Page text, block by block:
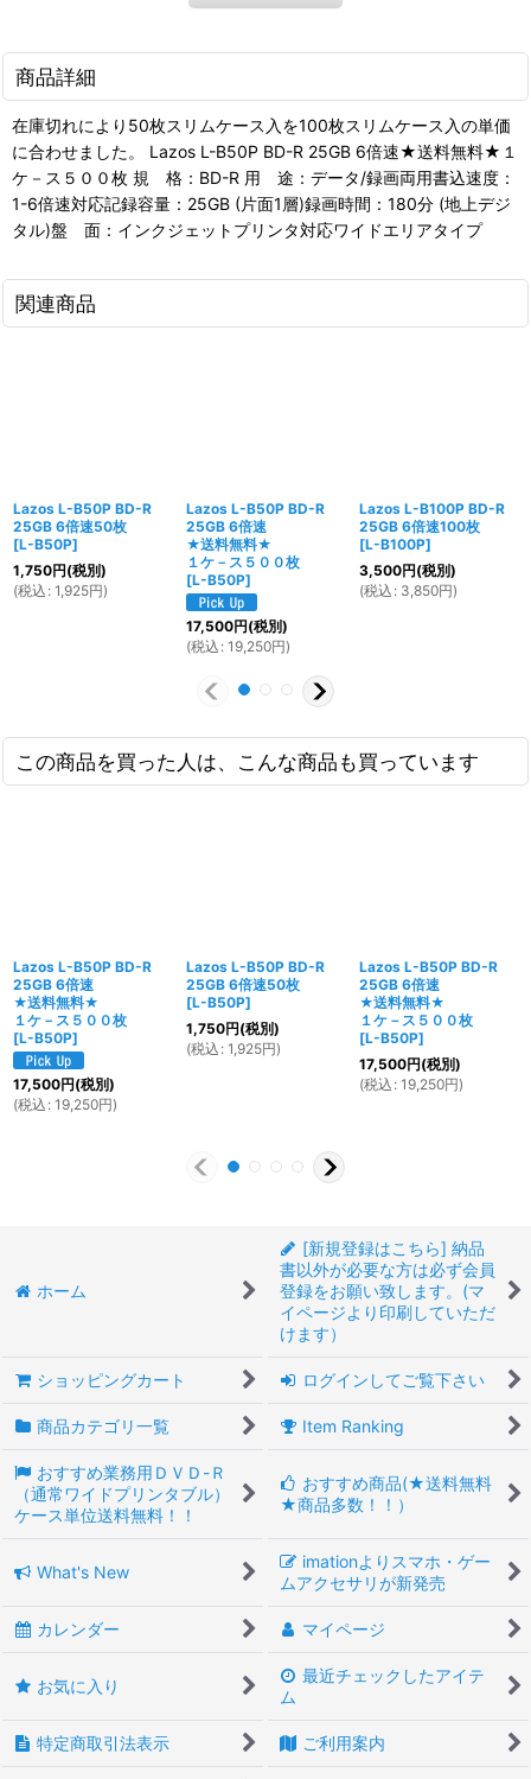
商品詳細
在庫切れにより50枚スリムケース入を100枚スリムケース入の単価
に合わせました。 Lazos L-B50P BD-R 25GB 6倍速★送料無料★１
ケ－ス５００枚 規 格：BD-R 用 途：データ/録画両用書込速度：
1-6倍速対応記録容量：25GB (片面1層)録画時間：180分 (地上デジ
タル)盤 面：インクジェットプリンタ対応ワイドエリアタイプ
関連商品
Lazos L-B50P BD-R
25GB 6倍速50枚
[L-B50P]
1,750円(税別)
(税込 : 1,925円)
Lazos L-B50P BD-R
25GB 6倍速
★送料無料★
１ケ－ス５００枚
[L-B50P]
17,500円(税別)
(税込 : 19,250円)
Lazos L-B100P BD-R
25GB 6倍速100枚
[L-B100P]
3,500円(税別)
(税込 : 3,850円)
この商品を買った人は、こんな商品も買っています
Lazos L-B50P BD-R
25GB 6倍速
★送料無料★
１ケ－ス５００枚
[L-B50P]
17,500円(税別)
(税込 : 19,250円)
Lazos L-B50P BD-R
25GB 6倍速50枚
[L-B50P]
1,750円(税別)
(税込 : 1,925円)
Lazos L-B50P BD-R
25GB 6倍速
★送料無料★
１ケ－ス５００枚
[L-B50P]
17,500円(税別)
(税込 : 19,250円)
ホーム
[新規登録はこちら] 納品
書以外が必要な方は必ず会員
登録をお願い致します。(マ
イページより印刷していただ
けます）
ショッピングカート ログインしてご覧下さい
商品カテゴリ一覧 Item Ranking
おすすめ業務用ＤＶＤ-Ｒ
（通常ワイドプリンタブル）
ケース単位送料無料！！
おすすめ商品(★送料無料
★商品多数！！）
What's New
imationよりスマホ・ゲー
ムアクセサリが新発売
カレンダー マイページ
お気に入り
最近チェックしたアイテ
ム
特定商取引法表示 ご利用案内